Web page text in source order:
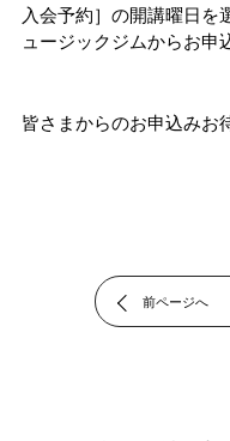
入会予約］の開講曜日
ュージックジムからお申
皆さまからのお申込みお
前ページへ